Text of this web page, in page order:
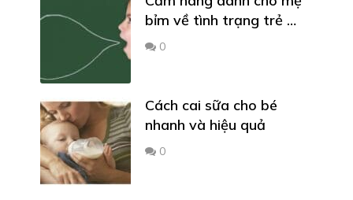
bỉm về tình trạng trẻ …
0
Cách cai sữa cho bé
nhanh và hiệu quả
0